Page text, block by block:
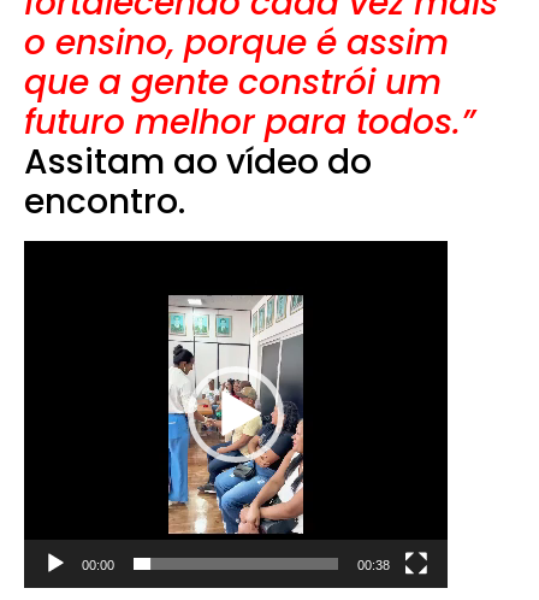
o ensino, porque é assim
que a gente constrói um
futuro melhor para todos.”
Assitam ao vídeo do
encontro.
00:00 00:38